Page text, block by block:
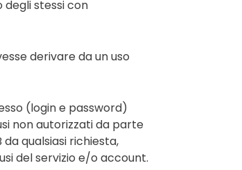
stessi con
derivare da un uso
(login e password)
non autorizzati da parte
qualsiasi richiesta,
del servizio e/o account.